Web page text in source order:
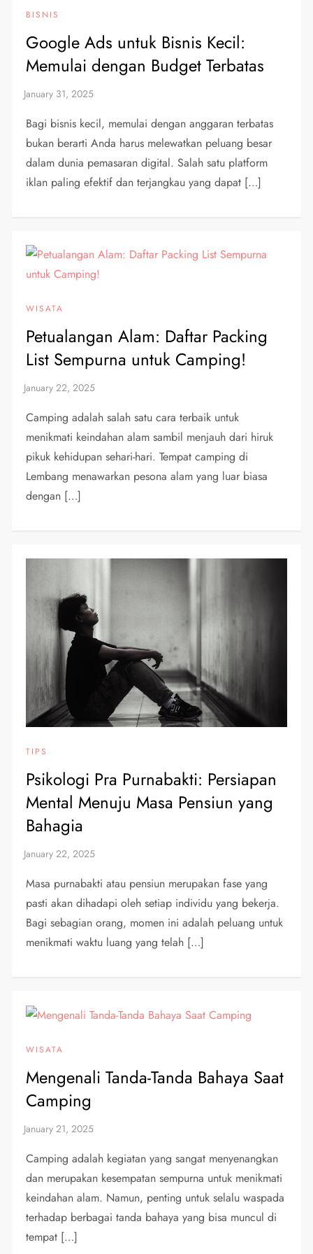
BISNIS
Google Ads untuk Bisnis Kecil:
Memulai dengan Budget Terbatas
Bagi bisnis kecil, memulai dengan anggaran terbatas
bukan berarti Anda harus melewatkan peluang besar
dalam dunia pemasaran digital. Salah satu platform
iklan paling efektif dan terjangkau yang dapat […]
WISATA
Petualangan Alam: Daftar Packing
List Sempurna untuk Camping!
Camping adalah salah satu cara terbaik untuk
menikmati keindahan alam sambil menjauh dari hiruk
pikuk kehidupan sehari-hari. Tempat camping di
Lembang menawarkan pesona alam yang luar biasa
dengan […]
TIPS
Psikologi Pra Purnabakti: Persiapan
Mental Menuju Masa Pensiun yang
Bahagia
Masa purnabakti atau pensiun merupakan fase yang
pasti akan dihadapi oleh setiap individu yang bekerja.
Bagi sebagian orang, momen ini adalah peluang untuk
menikmati waktu luang yang telah […]
WISATA
Mengenali Tanda-Tanda Bahaya Saat
Camping
Camping adalah kegiatan yang sangat menyenangkan
dan merupakan kesempatan sempurna untuk menikmati
keindahan alam. Namun, penting untuk selalu waspada
terhadap berbagai tanda bahaya yang bisa muncul di
tempat […]